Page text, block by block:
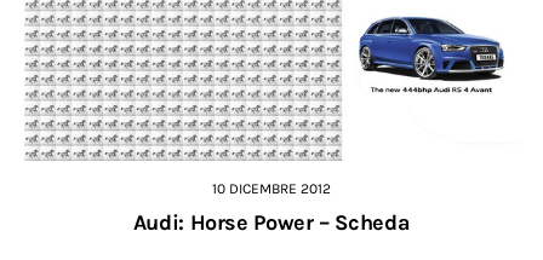
10 DICEMBRE 2012
Audi: Horse Power – Scheda